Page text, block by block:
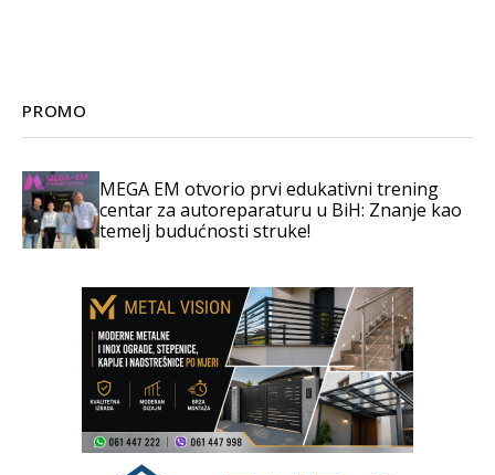
PROMO
MEGA EM otvorio prvi edukativni trening
centar za autoreparaturu u BiH: Znanje kao
temelj budućnosti struke!